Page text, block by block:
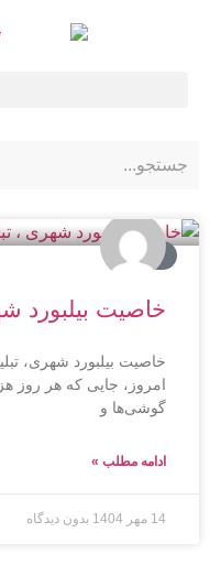
بیلبورد
خاصیت بیلبورد
خاصیت بیلبورد شهری،
امروز، جایی که هر روز
گوشی‌ها و
ادامه مطلب »
14 مهر 1404 بدون دیدگاه